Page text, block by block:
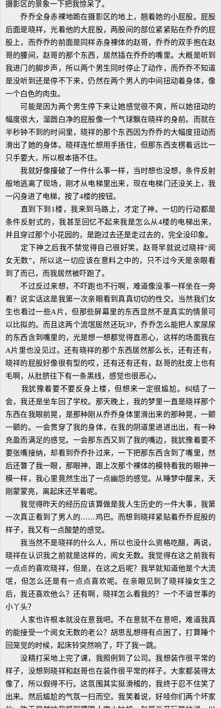
摄影区的景象一下把我惊呆了。
乔乔全身赤裸地跪在摄影区的地上，翘着她的小屁股。屁股
后面是晓祥，光着他的大屁股，两股间的部位紧紧贴在乔乔的屁
股上，而乔乔的前面是同样赤身裸体的赵哥，乔乔的双手抱在赵
哥的腰间，赵哥的那个东西，居然插在乔乔的嘴里。大概是听到
我进门的脚步声，所以两个男生同时停止了动作，而乔乔不知道
是没听到还是停不下来，仍然在两个男人的中间扭动着身体，像
一个白色的肉虫。
可能是因为两个男生停下来让她感觉很不爽，所以她扭动的
幅度很大，溜圆白净的屁股像一个气球飘在晓祥的身前。而就在
半秒钟不到的时间里，晓祥的那个东西因为乔乔的大幅度扭动而
滑出了她的身体。晓祥连忙想用手捂住，但那东西支楞着远比一
只手要大，所以根本捂不住。
我就好像撞破了一件什么事一样，当时想也没想，条件反射
般地逃离了现场，刚才从电梯里出来，现在电梯门还没关上，我
一闪身进了电梯，按了4楼的按钮。
直到下到1楼，我来到马路上，才定了神。一切的行动都是
条件反射式的，我甚至回忆不起来我是怎么从4楼的电梯出来，
并且穿过那个小花园的，是跑过去还是走过去的，完全没印象。
定下神之后我不禁觉得自己很好笑。赵哥早就说过晓祥“阅
女无数”，所以这一切应该在意料之中的，只不过今天是亲眼看
到了而已，而我居然被吓跑了。
不过反过来想，不吓跑也不行啊，难道像没事一样坐在一旁
看？说实话这是我第一次亲眼看到真真切切的性交。当然我们女
生也看过一些A片，但那些屏幕里的东西显然不是真实的情景可
以比拟的。而且这两个流氓居然还玩3P，乔乔怎么能把人家尿尿
的东西含到嘴里的，光是想一想都觉得直恶心，这样的场面我在
A片里也没见过。还有晓祥的那个东西居然那么长，还有还有，
晓祥的屁股好像很有型的哎，还有还有还有，赵哥的肚皮上也有
毛啊，从肚脐往下有一条黑线，感觉也很恶心。
我犹豫着要不要反身上楼，但想来一定很尴尬。纠结了一
会，我还是坐车回了学校。那天晚上，我的梦里一直是晓祥那个
东西在我眼前晃，是那种刚从乔乔身体里滑出来的那种晃，一颤
一颤的。一会贯穿了我的身体，在我的阴道里进进出出，有一种
充盈而满足的感觉。一会那东西又到了我的嘴边，我犹豫着要不
要张嘴接纳，却看到乔乔扑过来，一下把那东西含到了嘴里，然
后还瞥了我一眼，那眼神，跟上次那个裸体的模特看我的眼神一
模一样，我心里竟然生出了一点幽怨的感觉。从睡梦中醒来，天
刚蒙蒙亮，离起床还早着呢。
我觉得昨天的经历应该算做是我人生历史的一件大事，我第
一次真正看到了男人的……鸡巴。而想到晓祥紧贴着乔乔屁股的
样子，我又有一点酸楚的感觉。
我当然不是晓祥的什么人，所以也没什么资格吃醋，再说，
晓祥在认识我之前就是这样的，阅女无数。我觉得在这之前我有
一点点的喜欢晓祥，但是，在这之后呢？我早就知道他是个大流
氓，但怎么还是有一点点喜欢呢。在亲眼见到了晓祥操女生之
后，我还喜欢他么？还有啊，晓祥怎么看我的？一个不谙世事的
小丫头？
人家也许根本就没在意我吧。不在意就不在意吧，难道我真
的能接受一个阅女无数的老公？胡思乱想得有点困了，打算睡个
回笼觉的时候，起床铃突然响了，吓了我一跳。
没精打采地上完了课，我照例到了公司。我想装作很平常的
样子，没想到晓祥和赵哥也在装作很平常的样子。大家都装得太
像了，所以假得不行。这氛围其实挺滑稽的，我终于忍不住笑了
出来。然后尴尬的气氛一扫而空。我笑着说，好哇你们两个坏家